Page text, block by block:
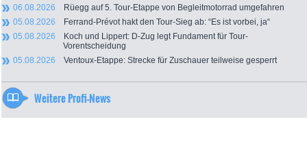
06.08.2026 Rüegg auf 5. Tour-Etappe von Begleitmotorrad umgefahren
05.08.2026 Ferrand-Prévot hakt den Tour-Sieg ab: “Es ist vorbei, ja“
05.08.2026 Koch und Lippert: D-Zug legt Fundament für Tour-
Vorentscheidung
05.08.2026 Ventoux-Etappe: Strecke für Zuschauer teilweise gesperrt
Weitere Profi-News